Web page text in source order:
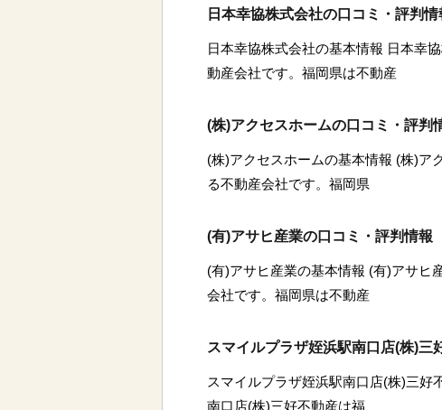
日本幸協株式会社の口コミ・評判情
日本幸協株式会社の基本情報 日本幸
動産会社です。福岡県は不動産
(株)アクセスホームの口コミ・評判
(株)アクセスホームの基本情報 (株)ア
る不動産会社です。福岡県
(有)アサヒ産業の口コミ・評判情報
(有)アサヒ産業の基本情報 (有)アサヒ
会社です。福岡県は不動産
スマイルプラザ姪浜駅南口店(株)三
スマイルプラザ姪浜駅南口店(株)三好
南口店(株)三好不動産は福